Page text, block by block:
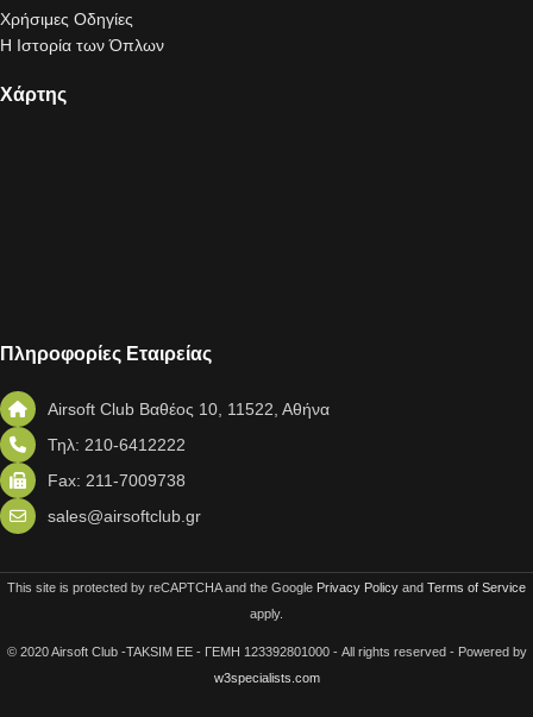
Χρήσιμες Οδηγίες
Η Ιστορία των Όπλων
Χάρτης
Πληροφορίες Εταιρείας
Airsoft Club Βαθέος 10, 11522, Αθήνα
Τηλ: 210-6412222
Fax: 211-7009738
sales@airsoftclub.gr
This site is protected by reCAPTCHA and the Google Privacy Policy and Terms of Service
apply.
© 2020 Airsoft Club -TAKSIM EE - ΓΕΜΗ 123392801000 - All rights reserved - Powered by
w3specialists.com